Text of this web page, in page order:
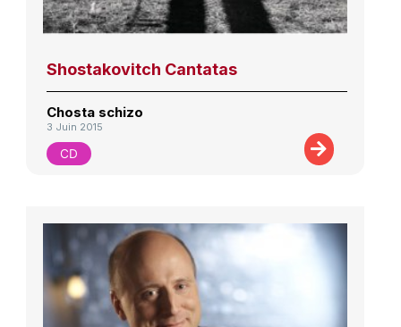
Shostakovitch Cantatas
Chosta schizo
3 Juin 2015
CD